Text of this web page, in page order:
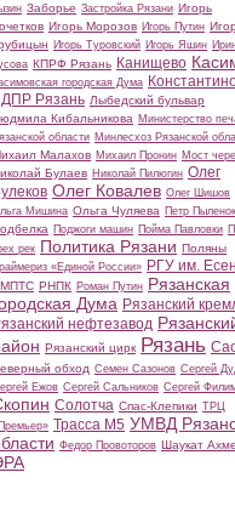
Заборье Застройка Рязани Игорь
Игорь Морозов Игорь Путин
Игорь Туровский Игорь Яшин
КПРФ Рязань Канищево
городская Дума
Рязань Лыбедский бульвар
Кибальникова Министерство
области Минлесхоз Рязанской
Малахов Михаил Пронин Мост
Булаев Николай Пилюгин Олег
Олег Ковалев Олег Шишов
Мишина Ольга Чуляева Петр Пыленок
Поджоги машин Пойма Павловки
рек Политика Рязани Поляны
«Единой России» РГУ им.
РНПК Роман Путин Рязанская
Дума Рязанский
нефтезавод
Рязанский цирк Рязань
обход Семен Сазонов Сергей
Ежов Сергей Сальников Сергей
Солотча Спас-Клепики ТРЦ
Трасса М5 УМВД
Федор Провоторов Шаукат